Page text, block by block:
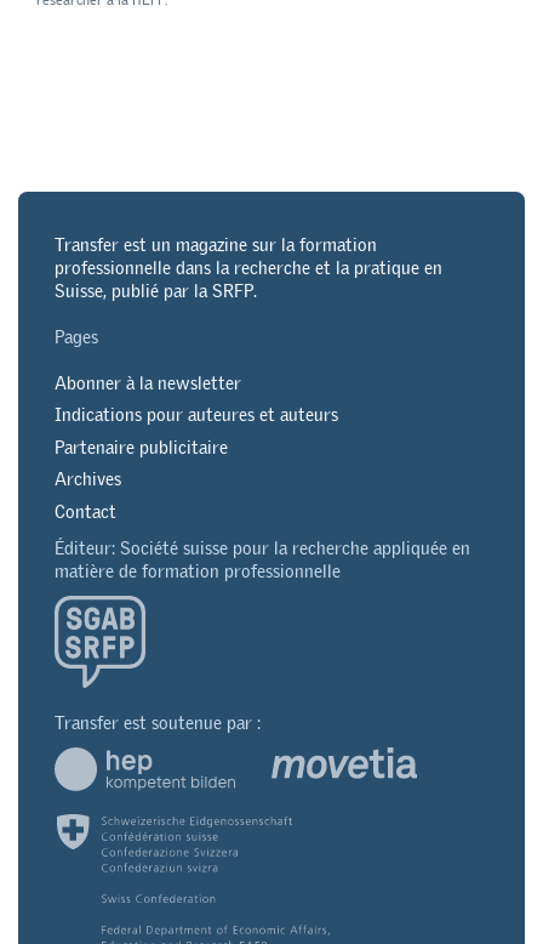
Transfer est un magazine sur la formation
professionnelle dans la recherche et la pratique en
Suisse, publié par la SRFP.
Pages
Abonner à la newsletter
Indications pour auteures et auteurs
Partenaire publicitaire
Archives
Contact
Éditeur: Société suisse pour la recherche appliquée en
matière de formation professionnelle
Transfer est soutenue par :